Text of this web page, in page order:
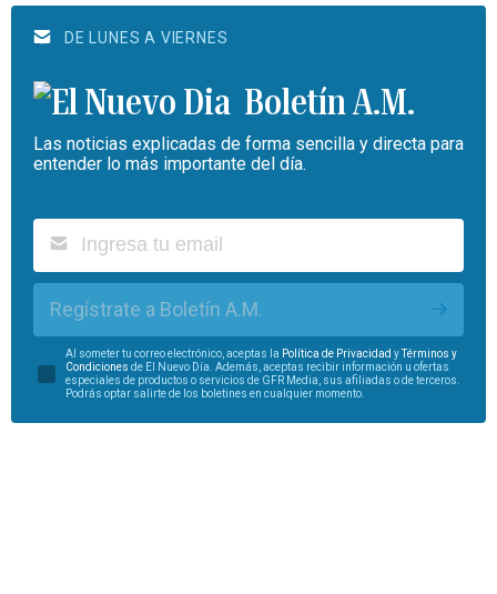
DE LUNES A VIERNES
Boletín A.M.
Las noticias explicadas de forma sencilla y directa para
entender lo más importante del día.
Regístrate a Boletín A.M.
Al someter tu correo electrónico, aceptas la Política de Privacidad yTérminos y
Condiciones de El Nuevo Día. Además, aceptas recibir información u ofertas
especiales de productos o servicios de GFR Media, sus afiliadas o de terceros.
Podrás optar salirte de los boletines en cualquier momento.